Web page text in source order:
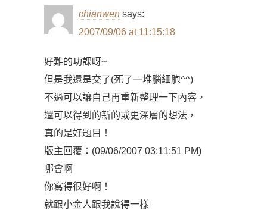
chianwen says:
2007/09/06 at 11:15:18
好難的功課呀~
但是我還是交了(死了一堆腦細胞^^)
不過可以讓自己再重新整理一下內容，
還可以得到的新的或更深層的想法，
真的是好題目！
版主回覆：(09/06/2007 03:11:51 PM)
哪會啊
你寫得很好啊！
就跟小金人跟我說得一樣